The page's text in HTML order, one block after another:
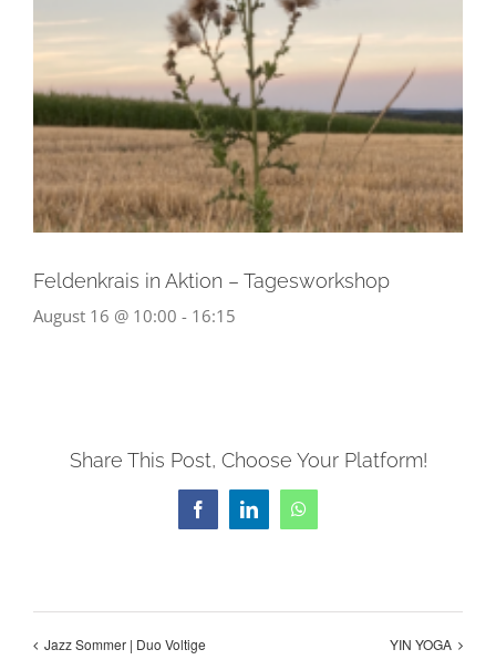
Feldenkrais in Aktion – Tagesworkshop
August 16 @ 10:00 - 16:15
Share This Post, Choose Your Platform!
FacebookLinkedInWhatsApp
Jazz Sommer | Duo Voltige YIN YOGA